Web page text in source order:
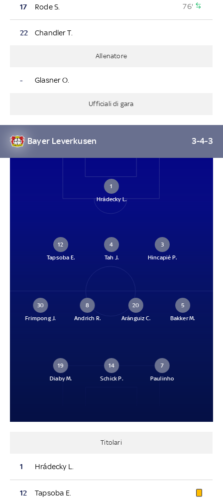
17 Rode S. 76'
22 Chandler T.
Allenatore
- Glasner O.
Ufficiali di gara
Bayer Leverkusen 3-4-3
1
Hrádecky L.
12
Tapsoba E.
4
Tah J.
3
Hincapié P.
30
Frimpong J.
8
Andrich R.
20
Aránguiz C.
5
Bakker M.
19
Diaby M.
14
Schick P.
7
Paulinho
Titolari
1 Hrádecky L.
12 Tapsoba E.